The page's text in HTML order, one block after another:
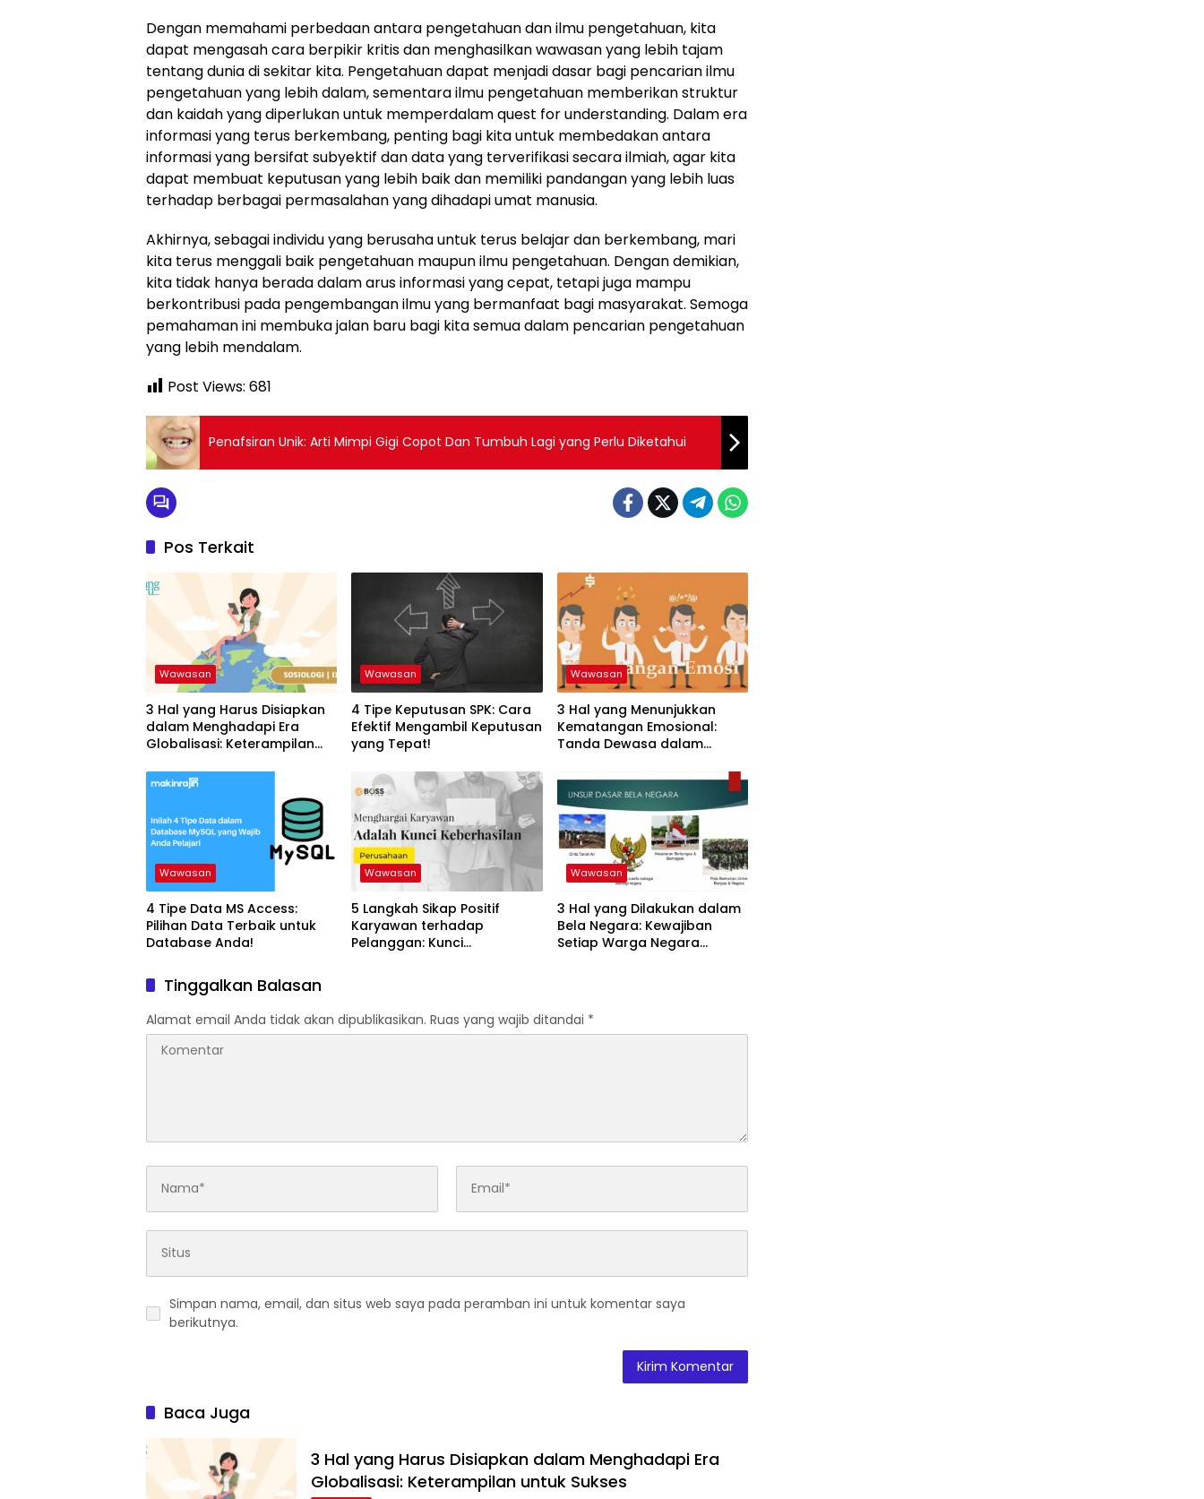
Dengan memahami perbedaan antara pengetahuan dan ilmu pengetahuan, kita
dapat mengasah cara berpikir kritis dan menghasilkan wawasan yang lebih tajam
tentang dunia di sekitar kita. Pengetahuan dapat menjadi dasar bagi pencarian ilmu
pengetahuan yang lebih dalam, sementara ilmu pengetahuan memberikan struktur
dan kaidah yang diperlukan untuk memperdalam quest for understanding. Dalam era
informasi yang terus berkembang, penting bagi kita untuk membedakan antara
informasi yang bersifat subyektif dan data yang terverifikasi secara ilmiah, agar kita
dapat membuat keputusan yang lebih baik dan memiliki pandangan yang lebih luas
terhadap berbagai permasalahan yang dihadapi umat manusia.
Akhirnya, sebagai individu yang berusaha untuk terus belajar dan berkembang, mari
kita terus menggali baik pengetahuan maupun ilmu pengetahuan. Dengan demikian,
kita tidak hanya berada dalam arus informasi yang cepat, tetapi juga mampu
berkontribusi pada pengembangan ilmu yang bermanfaat bagi masyarakat. Semoga
pemahaman ini membuka jalan baru bagi kita semua dalam pencarian pengetahuan
yang lebih mendalam.
Post Views: 681
Penafsiran Unik: Arti Mimpi Gigi Copot Dan Tumbuh Lagi yang Perlu Diketahui
Pos Terkait
Wawasan
3 Hal yang Harus Disiapkan
dalam Menghadapi Era
Globalisasi: Keterampilan
Wawasan
4 Tipe Keputusan SPK: Cara
Efektif Mengambil Keputusan
yang Tepat!
Wawasan
3 Hal yang Menunjukkan
Kematangan Emosional:
Tanda Dewasa dalam
Wawasan
4 Tipe Data MS Access:
Pilihan Data Terbaik untuk
Database Anda!
Wawasan
5 Langkah Sikap Positif
Karyawan terhadap
Pelanggan: Kunci
Wawasan
3 Hal yang Dilakukan dalam
Bela Negara: Kewajiban
Setiap Warga Negara
Tinggalkan Balasan
Alamat email Anda tidak akan dipublikasikan. Ruas yang wajib ditandai *
Simpan nama, email, dan situs web saya pada peramban ini untuk komentar saya
berikutnya.
Baca Juga
3 Hal yang Harus Disiapkan dalam Menghadapi Era
Globalisasi: Keterampilan untuk Sukses